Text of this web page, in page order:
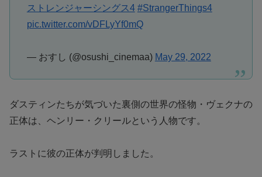
ストレンジャーシングス4 #StrangerThings4
pic.twitter.com/vDFLyYf0mQ
— おすし (@osushi_cinemaa) May 29, 2022
ダスティンたちが気づいた裏側の世界の怪物・ヴェクナの
正体は、ヘンリー・クリールという人物です。
ラストに彼の正体が判明しました。